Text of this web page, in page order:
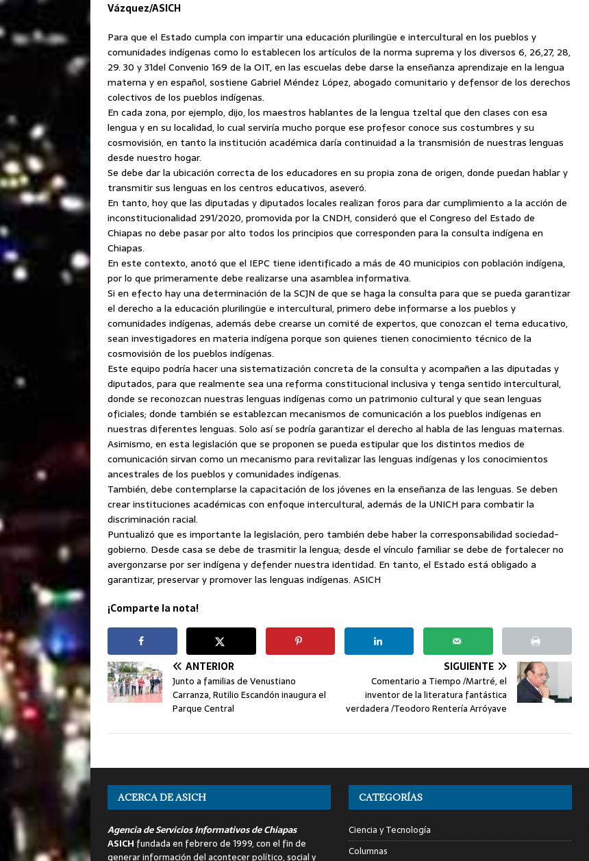
Vázquez/ASICH
Para que el Estado cumpla con impartir una educación plurilingüe e intercultural en los pueblos y
comunidades indígenas como lo establecen los artículos de la norma suprema y los diversos 6, 26,27, 28,
29. 30 y 31del Convenio 169 de la OIT, en las escuelas debe darse la enseñanza aprendizaje en la lengua
materna y en español, sostiene Gabriel Méndez López, abogado comunitario y defensor de los derechos
colectivos de los pueblos indígenas.
En cada zona, por ejemplo, dijo, los maestros hablantes de la lengua tzeltal que den clases con esa
lengua y en su localidad, lo cual serviría mucho porque ese profesor conoce sus costumbres y su
cosmovisión, en tanto la institución académica daría continuidad a la transmisión de nuestras lenguas
desde nuestro hogar.
Se debe dar la ubicación correcta de los educadores en su propia zona de origen, donde puedan hablar y
transmitir sus lenguas en los centros educativos, aseveró.
En tanto, hoy que las diputadas y diputados locales realizan foros para dar cumplimiento a la acción de
inconstitucionalidad 291/2020, promovida por la CNDH, consideró que el Congreso del Estado de
Chiapas no debe pasar por alto todos los principios que corresponden para la consulta indígena en
Chiapas.
En este contexto, anotó que el IEPC tiene identificado a más de 40 municipios con población indígena,
por lo que primeramente debe realizarse una asamblea informativa.
Si en efecto hay una determinación de la SCJN de que se haga la consulta para que se pueda garantizar
el derecho a la educación plurilingüe e intercultural, primero debe informarse a los pueblos y
comunidades indígenas, además debe crearse un comité de expertos, que conozcan el tema educativo,
sean investigadores en materia indígena porque son quienes tienen conocimiento técnico de la
cosmovisión de los pueblos indígenas.
Este equipo podría hacer una sistematización concreta de la consulta y acompañen a las diputadas y
diputados, para que realmente sea una reforma constitucional inclusiva y tenga sentido intercultural,
donde se reconozcan nuestras lenguas indígenas como un patrimonio cultural y que sean lenguas
oficiales; donde también se establezcan mecanismos de comunicación a los pueblos indígenas en
nuestras diferentes lenguas. Solo así se podría garantizar el derecho al habla de las lenguas maternas.
Asimismo, en esta legislación que se proponen se pueda estipular que los distintos medios de
comunicación sirvan como un mecanismo para revitalizar las lenguas indígenas y los conocimientos
ancestrales de los pueblos y comunidades indígenas.
También, debe contemplarse la capacitación de los jóvenes en la enseñanza de las lenguas. Se deben
crear instituciones académicas con enfoque intercultural, además de la UNICH para combatir la
discriminación racial.
Puntualizó que es importante la legislación, pero también debe haber la corresponsabilidad sociedad-
gobierno. Desde casa se debe de trasmitir la lengua; desde el vínculo familiar se debe de fortalecer no
avergonzarse por ser indígena y defender nuestra identidad. En tanto, el Estado está obligado a
garantizar, preservar y promover las lenguas indígenas. ASICH
¡Comparte la nota!
ANTERIOR
Junto a familias de Venustiano
Carranza, Rutilio Escandón inaugura el
Parque Central
SIGUIENTE
Comentario a Tiempo /Martré, el
inventor de la literatura fantástica
verdadera /Teodoro Rentería Arróyave
ACERCA DE ASICH
Agencia de Servicios Informativos de Chiapas
ASICH fundada en febrero de 1999, con el fin de
generar información del acontecer político, social y
CATEGORÍAS
Ciencia y Tecnología
Columnas